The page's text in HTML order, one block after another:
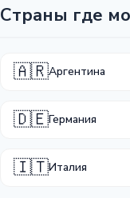
Страны где
🇦🇷Аргентина
🇩🇪Германия
🇮🇹Италия